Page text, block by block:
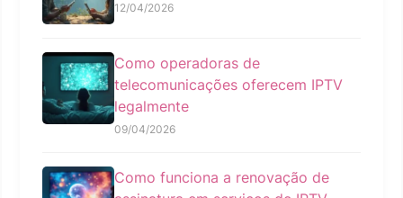
12/04/2026
Como operadoras de
telecomunicações oferecem IPTV
legalmente
09/04/2026
Como funciona a renovação de